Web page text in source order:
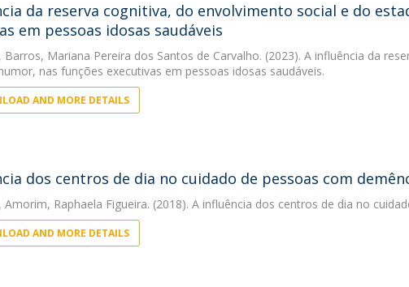
da reserva cognitiva, do envolvimento social e do
em pessoas idosas saudáveis
, Barros, Mariana Pereira dos Santos de Carvalho. (2023). A influência da
nas funções executivas em pessoas idosas saudáveis.
AND MORE DETAILS
dos centros de dia no cuidado de pessoas com
, Amorim, Raphaela Figueira. (2018). A influência dos centros de dia no
AND MORE DETAILS